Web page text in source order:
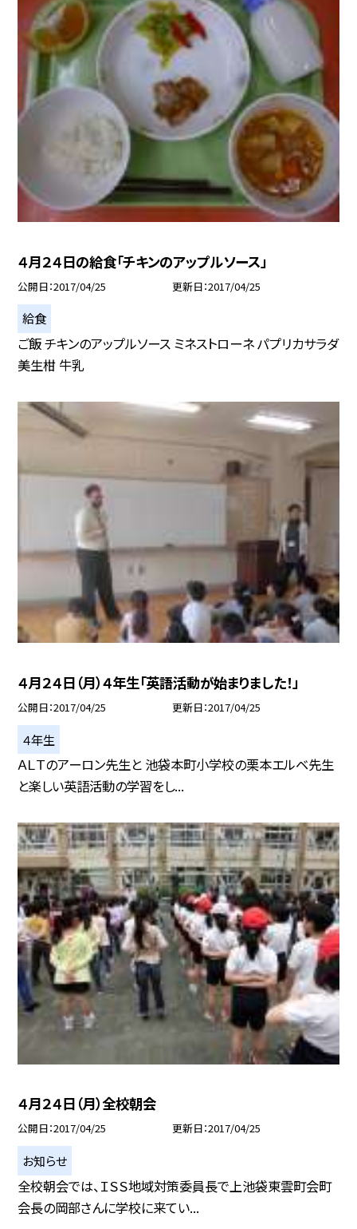
４月２４日の給食「チキンのアップルソース」
公開日 2017/04/25 更新日 2017/04/25
給食
ご飯 チキンのアップルソース ミネストローネ パプリカサラダ
美生柑 牛乳
４月２４日（月）４年生「英語活動が始まりました！」
公開日 2017/04/25 更新日 2017/04/25
４年生
ＡＬＴのアーロン先生と 池袋本町小学校の栗本エルベ先生
と楽しい英語活動の学習をし...
４月２４日（月）全校朝会
公開日 2017/04/25 更新日 2017/04/25
お知らせ
全校朝会では、ＩＳＳ地域対策委員長で上池袋東雲町会町
会長の岡部さんに学校に来てい...